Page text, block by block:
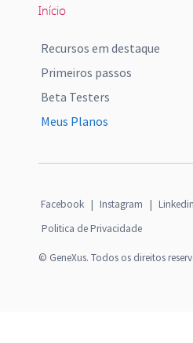
Início
Recursos em destaque
Primeiros passos
Beta Testers
Meus Planos
Facebook | Instagram | Linkedin
Politica de Privacidade
© GeneXus. Todos os direitos